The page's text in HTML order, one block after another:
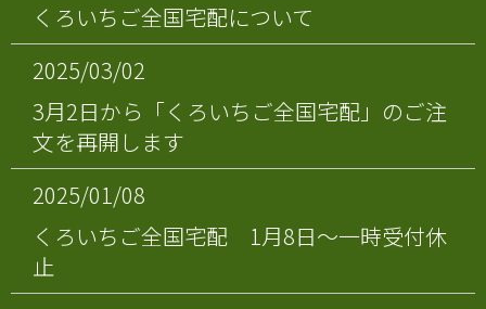
くろいちご全国宅配について
2025/03/02
3月2日から「くろいちご全国宅配」のご注
文を再開します
2025/01/08
くろいちご全国宅配 1月8日～一時受付休
止